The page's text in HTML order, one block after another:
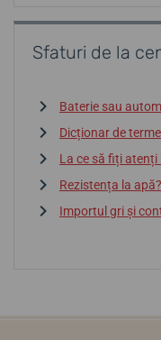
Sfaturi de la
Baterie sau
Dicționar de
La ce să fiți atenți
Rezistența la
Importul gri și